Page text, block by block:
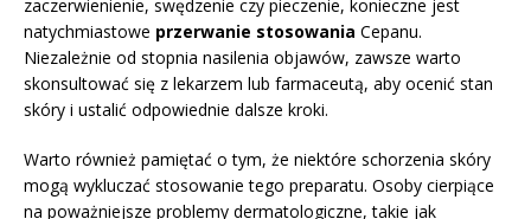
zaczerwienienie, swędzenie czy pieczenie, konieczne jest
natychmiastowe przerwanie stosowania Cepanu.
Niezależnie od stopnia nasilenia objawów, zawsze warto
skonsultować się z lekarzem lub farmaceutą, aby ocenić stan
skóry i ustalić odpowiednie dalsze kroki.
Warto również pamiętać o tym, że niektóre schorzenia skóry
mogą wykluczać stosowanie tego preparatu. Osoby cierpiące
na poważniejsze problemy dermatologiczne, takie jak